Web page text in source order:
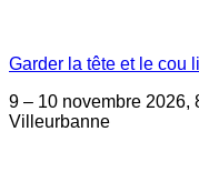
Garder la tête et le cou
9 – 10 novembre 2026,
Villeurbanne